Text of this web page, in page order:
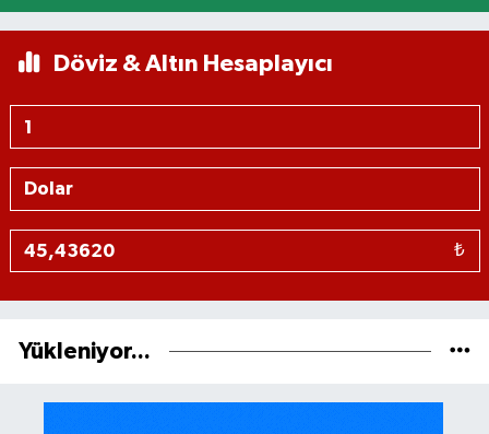
Döviz & Altın Hesaplayıcı
₺
Yükleniyor...